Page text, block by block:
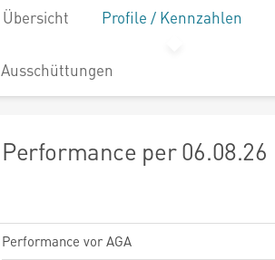
Übersicht Profile / Kennzahlen
Ausschüttungen
Performance per 06.08.26
Performance vor AGA